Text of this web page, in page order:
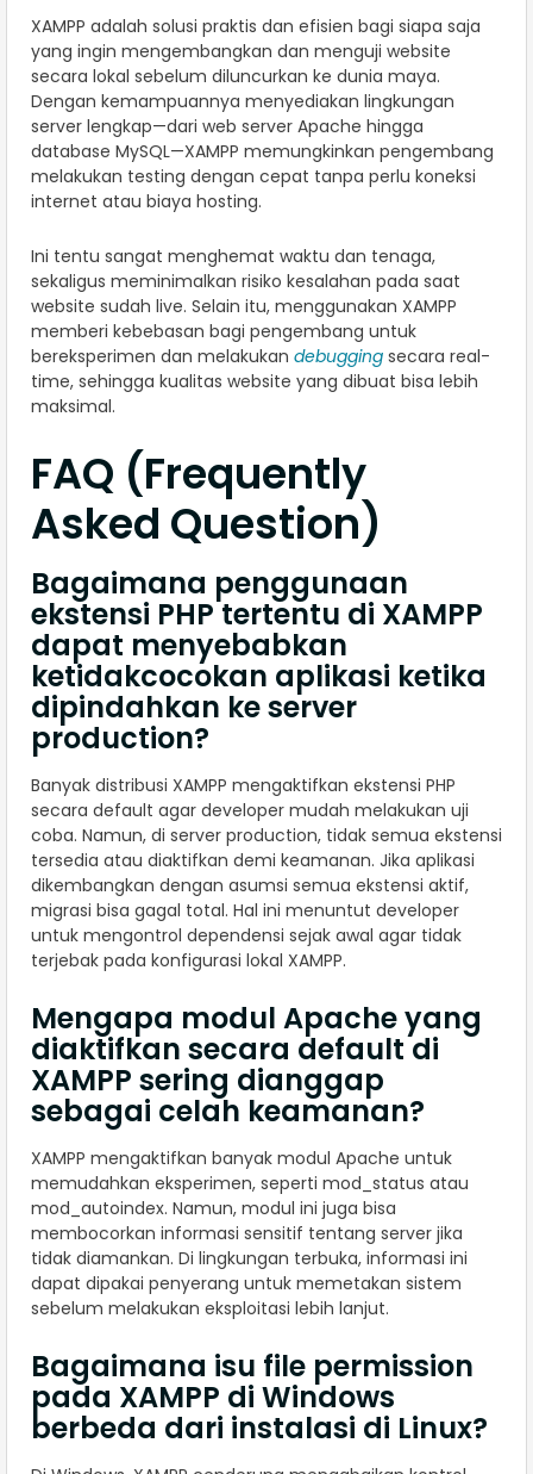
XAMPP adalah solusi praktis dan efisien bagi siapa saja
yang ingin mengembangkan dan menguji website
secara lokal sebelum diluncurkan ke dunia maya.
Dengan kemampuannya menyediakan lingkungan
server lengkap—dari web server Apache hingga
database MySQL—XAMPP memungkinkan pengembang
melakukan testing dengan cepat tanpa perlu koneksi
internet atau biaya hosting.
Ini tentu sangat menghemat waktu dan tenaga,
sekaligus meminimalkan risiko kesalahan pada saat
website sudah live. Selain itu, menggunakan XAMPP
memberi kebebasan bagi pengembang untuk
bereksperimen dan melakukan debugging secara real-
time, sehingga kualitas website yang dibuat bisa lebih
maksimal.
FAQ (Frequently
Asked Question)
Bagaimana penggunaan
ekstensi PHP tertentu di XAMPP
dapat menyebabkan
ketidakcocokan aplikasi ketika
dipindahkan ke server
production?
Banyak distribusi XAMPP mengaktifkan ekstensi PHP
secara default agar developer mudah melakukan uji
coba. Namun, di server production, tidak semua ekstensi
tersedia atau diaktifkan demi keamanan. Jika aplikasi
dikembangkan dengan asumsi semua ekstensi aktif,
migrasi bisa gagal total. Hal ini menuntut developer
untuk mengontrol dependensi sejak awal agar tidak
terjebak pada konfigurasi lokal XAMPP.
Mengapa modul Apache yang
diaktifkan secara default di
XAMPP sering dianggap
sebagai celah keamanan?
XAMPP mengaktifkan banyak modul Apache untuk
memudahkan eksperimen, seperti mod_status atau
mod_autoindex. Namun, modul ini juga bisa
membocorkan informasi sensitif tentang server jika
tidak diamankan. Di lingkungan terbuka, informasi ini
dapat dipakai penyerang untuk memetakan sistem
sebelum melakukan eksploitasi lebih lanjut.
Bagaimana isu file permission
pada XAMPP di Windows
berbeda dari instalasi di Linux?